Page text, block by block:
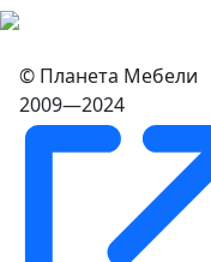
© Планета Мебели
2009—2024